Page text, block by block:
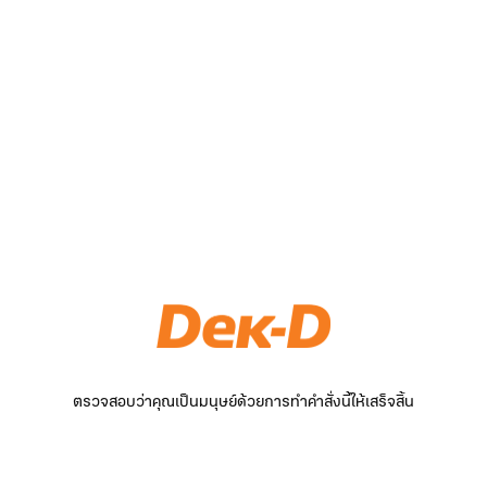
ตรวจสอบว่าคุณเป็นมนุษย์ด้วยการทำคำสั่งนี้ให้เสร็จสิ้น